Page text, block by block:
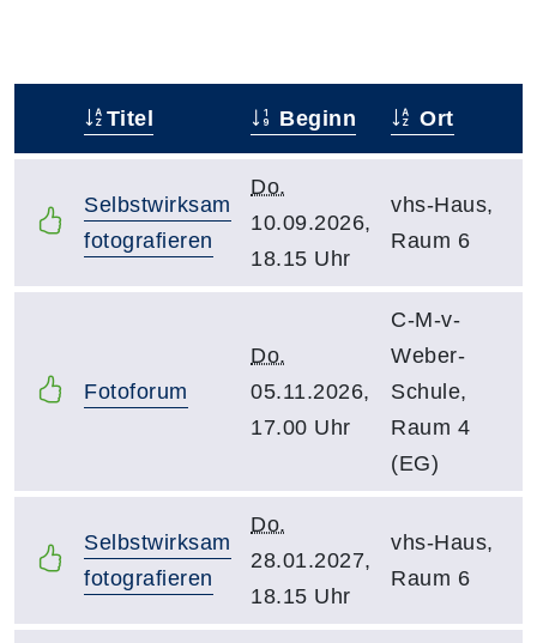
Titel Beginn Ort
Selbstwirksam
fotografieren
Do.
10.09.2026,
18.15 Uhr
vhs-Haus,
Raum 6
Fotoforum
Do.
05.11.2026,
17.00 Uhr
C-M-v-
Weber-
Schule,
Raum 4
(EG)
Selbstwirksam
fotografieren
Do.
28.01.2027,
18.15 Uhr
vhs-Haus,
Raum 6